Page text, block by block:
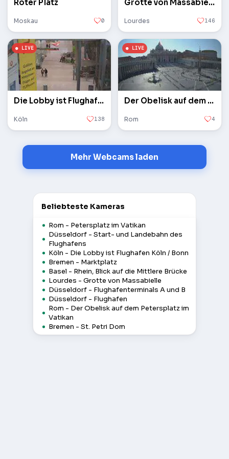
Roter Platz
Moskau 0
Grotte von Massabielle
Lourdes 146
Die Lobby ist Flughafen Köln / Bonn
Köln 138
Der Obelisk auf dem Petersplatz im Vatikan
Rom 4
Mehr Webcams laden
Beliebteste Kameras
Rom - Petersplatz im Vatikan
Düsseldorf - Start- und Landebahn des
Flughafens
Köln - Die Lobby ist Flughafen Köln / Bonn
Bremen - Marktplatz
Basel - Rhein, Blick auf die Mittlere Brücke
Lourdes - Grotte von Massabielle
Düsseldorf - Flughafenterminals A und B
Düsseldorf - Flughafen
Rom - Der Obelisk auf dem Petersplatz im
Vatikan
Bremen - St. Petri Dom